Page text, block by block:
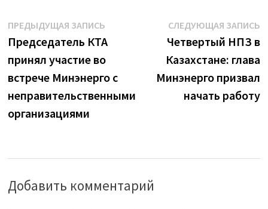
Навигация
по
записям
ПРЕДЫДУЩАЯ ЗАПИСЬ
запись:
Председатель КТА
принял участие во
встрече Минэнерго с
неправительственными
организациями
СЛЕДУЮЩАЯ ЗАПИСЬ
Четвертый НПЗ в
Казахстане: глава
Минэнерго призвал
начать работу
Добавить комментарий